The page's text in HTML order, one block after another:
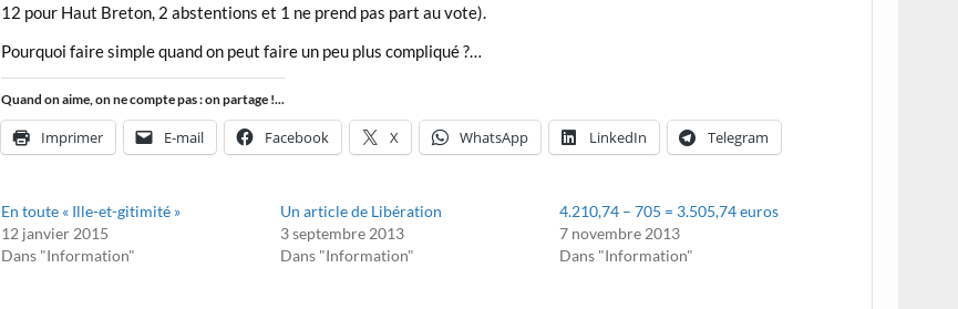
12 pour Haut Breton, 2 abstentions et 1 ne prend pas part au vote).
Pourquoi faire simple quand on peut faire un peu plus compliqué ?…
Quand on aime, on ne compte pas : on partage !...
Imprimer E-mail Facebook X WhatsApp LinkedIn Telegram
En toute « Ille-et-gitimité »
12 janvier 2015
Dans "Information"
Un article de Libération
3 septembre 2013
Dans "Information"
4.210,74 – 705 = 3.505,74 euros
7 novembre 2013
Dans "Information"